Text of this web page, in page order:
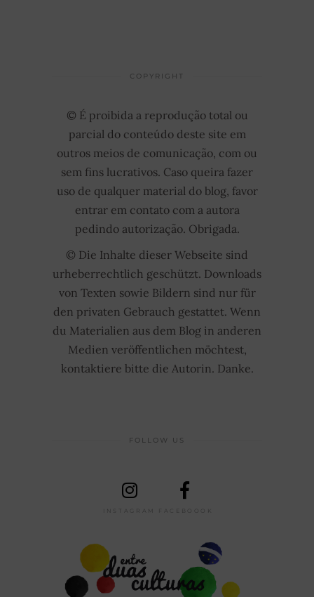
COPYRIGHT
© É proibida a reprodução total ou
parcial do conteúdo deste site em
outros meios de comunicação, com ou
sem fins lucrativos. Caso queira fazer
uso de qualquer material do blog, favor
entrar em contato com a autora
pedindo autorização. Obrigada.
© Die Inhalte dieser Webseite sind
urheberrechtlich geschützt. Downloads
von Texten sowie Bildern sind nur für
den privaten Gebrauch gestattet. Wenn
du Materialien aus dem Blog in anderen
Medien veröffentlichen möchtest,
kontaktiere bitte die Autorin. Danke.
FOLLOW US
INSTAGRAM FACEBOOOK